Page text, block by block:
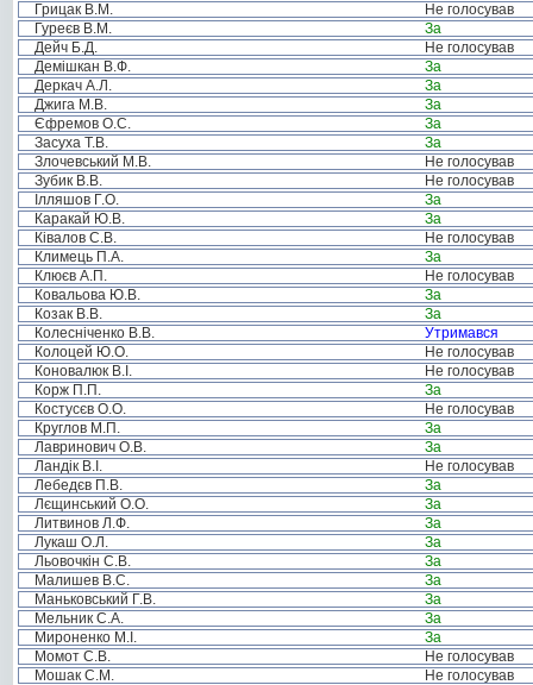
Грицак В.М.
Не голосував
Гуреєв В.М.
За
Дейч Б.Д.
Не голосував
Демішкан В.Ф.
За
Деркач А.Л.
За
Джига М.В.
За
Єфремов О.С.
За
Засуха Т.В.
За
Злочевський М.В.
Не голосував
Зубик В.В.
Не голосував
Ілляшов Г.О.
За
Каракай Ю.В.
За
Ківалов С.В.
Не голосував
Климець П.А.
За
Клюєв А.П.
Не голосував
Ковальова Ю.В.
За
Козак В.В.
За
Колесніченко В.В.
Утримався
Колоцей Ю.О.
Не голосував
Коновалюк В.І.
Не голосував
Корж П.П.
За
Костусєв О.О.
Не голосував
Круглов М.П.
За
Лавринович О.В.
За
Ландік В.І.
Не голосував
Лебедєв П.В.
За
Лєщинський О.О.
За
Литвинов Л.Ф.
За
Лукаш О.Л.
За
Льовочкін С.В.
За
Малишев В.С.
За
Маньковський Г.В.
За
Мельник С.А.
За
Мироненко М.І.
За
Момот С.В.
Не голосував
Мошак С.М.
Не голосував